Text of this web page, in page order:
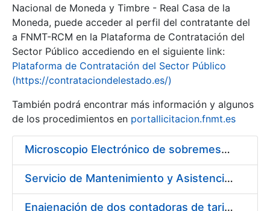
Show/Hide
Nacional de Moneda y Timbre - Real Casa de la
Moneda, puede acceder al perfil del contratante del
a FNMT-RCM en la Plataforma de Contratación del
Sector Público accediendo en el siguiente link:
Plataforma de Contratación del Sector Público
(https://contrataciondelestado.es/)
También podrá encontrar más información y algunos
de los procedimientos en portallicitacion.fnmt.es
Microscopio Electrónico de sobremesa con Sistema de Análisis por Rayos X (SEM/EDX)
Servicio de Mantenimiento y Asistencia Técnica Integral de las Impresoras HP INDIGO 12000 del Departamento de Timbre y serie III HP 7900 Departamento de Imprenta/Tarjetas en su sede de Madrid
Enajenación de dos contadoras de tarjetas Spartanics.